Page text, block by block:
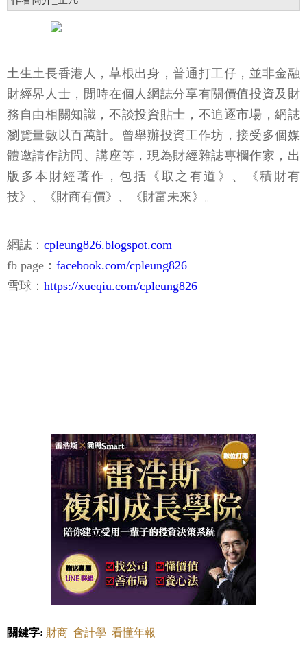
土生土長香港人，草根出身，普通打工仔，並非金融
財經界人士，閒時在個人網誌分享有關價值投資及財
務自由相關知識，不談投資貼士，不追逐市場，網誌
瀏覽量數以百萬計。曾舉辦投資工作坊，接受多個媒
體邀請作訪問、講座等，現為財經雜誌專欄作家，出
版多本財經著作，包括《取之有道》、《積財有
技》、《財商有價》、《財富未來》。
網誌： cpleung826.blogspot.com
fb page： facebook.com/cpleung826
雪球： https://xueqiu.com/cpleung826
關鍵字: 財商 會計學 看懂年報